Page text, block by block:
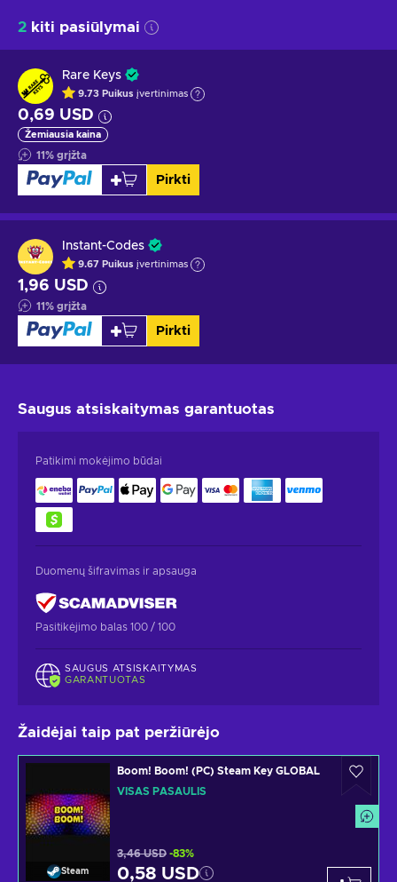
2 kiti pasiūlymai
Rare Keys
9.73 Puikus įvertinimas
0,69 USD
Žemiausia kaina
11% grįžta
Pirkti
Instant-Codes
9.67 Puikus įvertinimas
1,96 USD
11% grįžta
Pirkti
Saugus atsiskaitymas garantuotas
Patikimi mokėjimo būdai
Duomenų šifravimas ir apsauga
Pasitikėjimo balas 100 / 100
SAUGUS ATSISKAITYMAS
GARANTUOTAS
Žaidėjai taip pat peržiūrėjo
Steam
Boom! Boom! (PC) Steam Key GLOBAL
VISAS PASAULIS
3,46 USD -83%
0,58 USD